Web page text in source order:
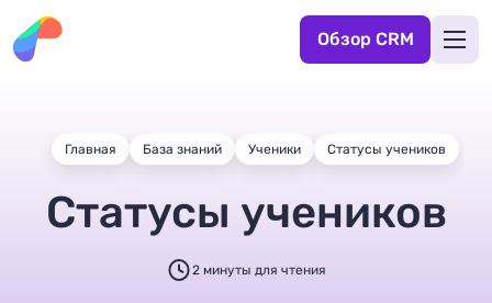
Обзор CRM
Главная База знаний Ученики Статусы учеников
Статусы учеников
2 минуты для чтения